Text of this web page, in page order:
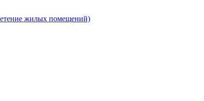
жилых помещений)